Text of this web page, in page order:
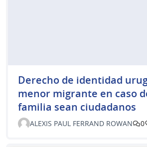
Derecho de identidad
menor migrante en caso
familia sean ciudadanos
ALEXIS PAUL FERRAND ROWAN 0